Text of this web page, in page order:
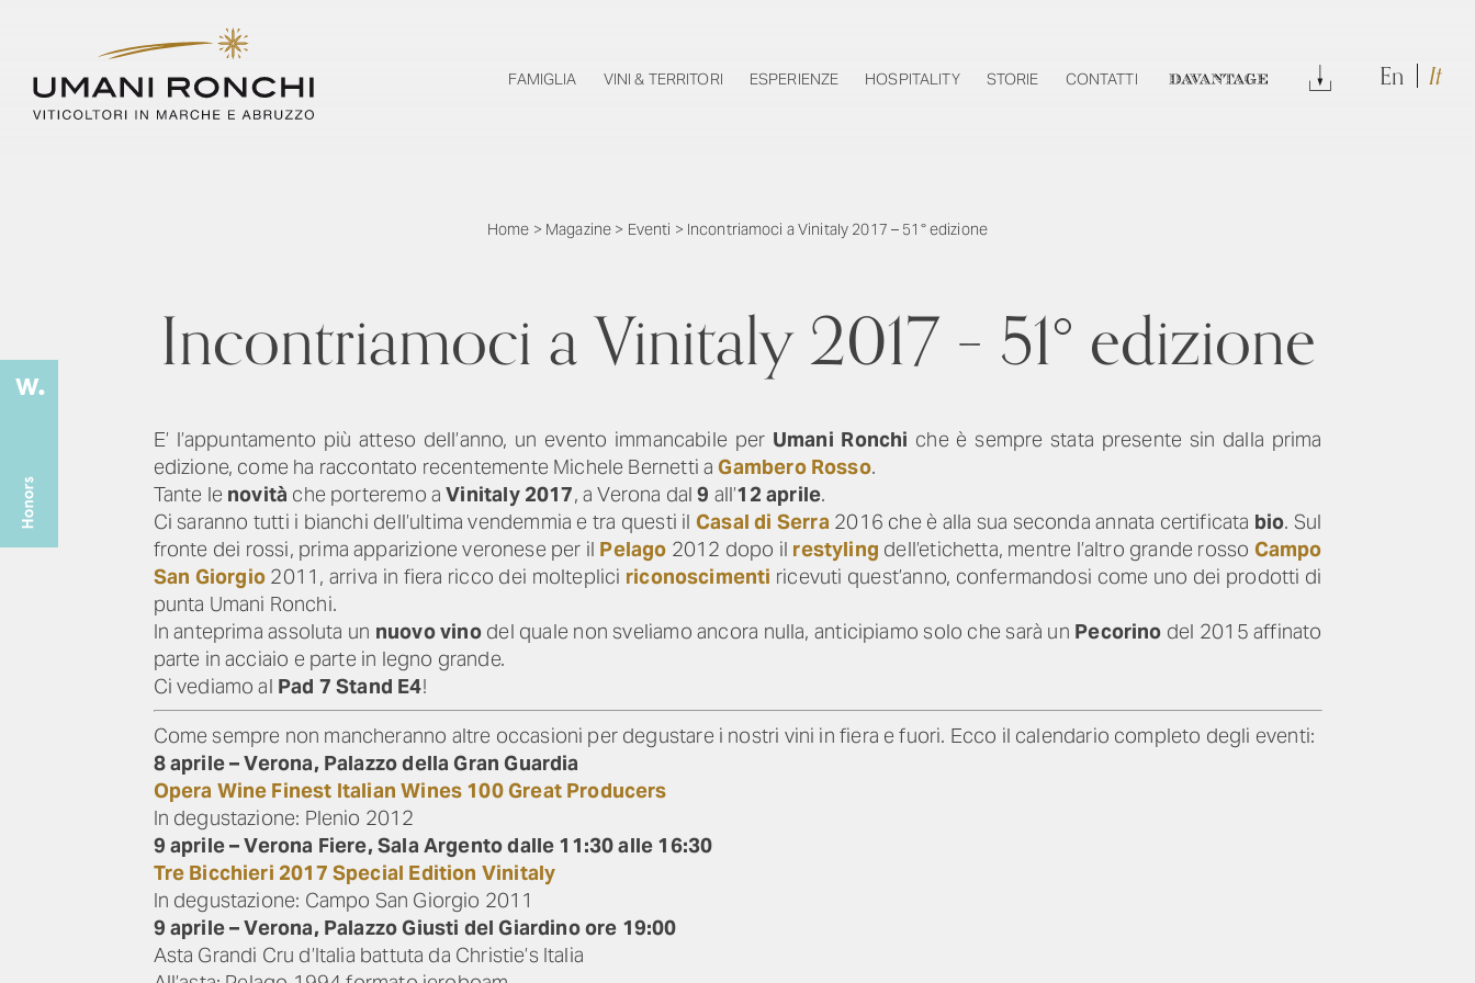
FAMIGLIA VINI & TERRITORI ESPERIENZE HOSPITALITY STORIE CONTATTI DAVANTAGE DOWNLOAD
En It
Home > Magazine > Eventi > Incontriamoci a Vinitaly 2017 – 51° edizione
Incontriamoci a Vinitaly 2017 – 51° edizione
E’ l’appuntamento più atteso dell’anno, un evento immancabile per Umani Ronchi che è sempre stata presente sin dalla prima
edizione, come ha raccontato recentemente Michele Bernetti aGambero Rosso.
Tante le novità che porteremo aVinitaly 2017, a Verona dal9 all’12 aprile.
Ci saranno tutti i bianchi dell’ultima vendemmia e tra questi il Casal di Serra 2016 che è alla sua seconda annata certificata bio. Sul
fronte dei rossi, prima apparizione veronese per il Pelago 2012 dopo il restyling dell’etichetta, mentre l’altro grande rosso Campo
San Giorgio2011, arriva in fiera ricco dei molteplici riconoscimenti ricevuti quest’anno, confermandosi come uno dei prodotti di
punta Umani Ronchi.
In anteprima assoluta un nuovo vinodel quale non sveliamo ancora nulla, anticipiamo solo che sarà un Pecorino del 2015 affinato
parte in acciaio e parte in legno grande.
Ci vediamo al Pad 7 Stand E4!
Come sempre non mancheranno altre occasioni per degustare i nostri vini in fiera e fuori. Ecco il calendario completo degli eventi:
8 aprile – Verona, Palazzo della Gran Guardia
Opera Wine Finest Italian Wines 100 Great Producers
In degustazione: Plenio 2012
9 aprile – Verona Fiere, Sala Argento dalle 11:30 alle 16:30
Tre Bicchieri 2017 Special Edition Vinitaly
In degustazione: Campo San Giorgio 2011
9 aprile – Verona, Palazzo Giusti del Giardino ore 19:00
Asta Grandi Cru d’Italia battuta da Christie’s Italia